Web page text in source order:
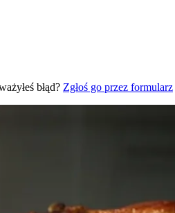
błąd? Zgłoś go przez formularz